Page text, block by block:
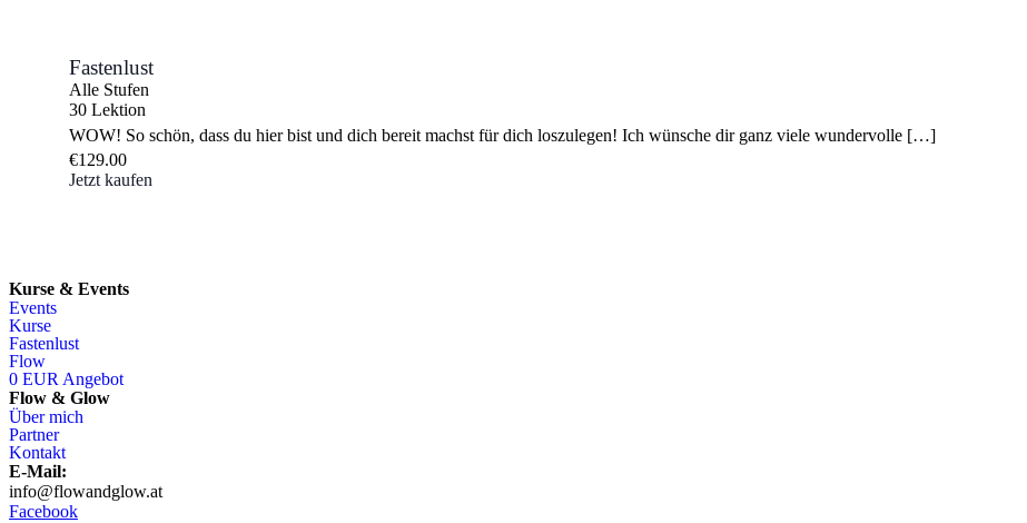
Fastenlust
Alle Stufen
30 Lektion
WOW! So schön, dass du hier bist und dich bereit machst für dich loszulegen! Ich wünsche dir ganz viele wundervolle […]
€129.00
Jetzt kaufen
Kurse & Events
Events
Kurse
Fastenlust
Flow
0 EUR Angebot
Flow & Glow
Über mich
Partner
Kontakt
E-Mail:
info@flowandglow.at
Facebook